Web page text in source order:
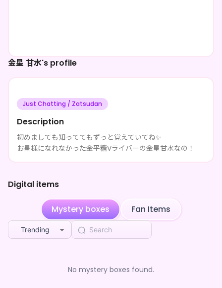
金星 甘水's profile
Just Chatting / Zatsudan
Description
初めましても知っててもずっと覚えていてね✨
お星様になれなかった金平糖Vライバーの金星甘水なの！
Digital items
Mystery boxes Fan Items
Trending
No mystery boxes found.